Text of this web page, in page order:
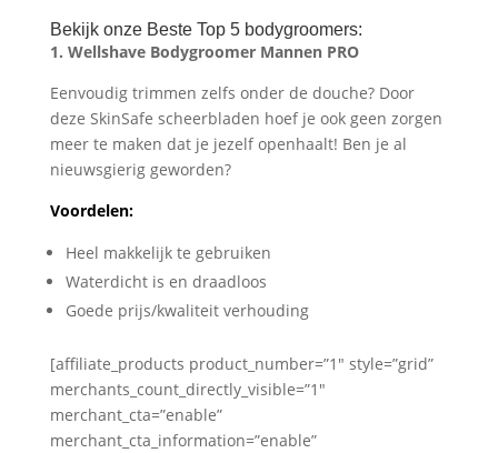
Bekijk onze Beste Top 5 bodygroomers:
1. Wellshave Bodygroomer Mannen PRO
Eenvoudig trimmen zelfs onder de douche? Door
deze SkinSafe scheerbladen hoef je ook geen zorgen
meer te maken dat je jezelf openhaalt! Ben je al
nieuwsgierig geworden?
Voordelen:
Heel makkelijk te gebruiken
Waterdicht is en draadloos
Goede prijs/kwaliteit verhouding
[affiliate_products product_number=”1″ style=”grid”
merchants_count_directly_visible=”1″
merchant_cta=”enable”
merchant_cta_information=”enable”